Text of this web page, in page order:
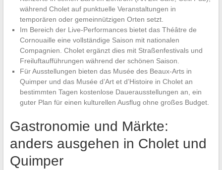
während Cholet auf punktuelle Veranstaltungen in
temporären oder gemeinnützigen Orten setzt.
Im Bereich der Live-Performances bietet das Théâtre de
Cornouaille eine vollständige Saison mit nationalen
Compagnien. Cholet ergänzt dies mit Straßenfestivals und
Freiluftaufführungen während der schönen Saison.
Für Ausstellungen bieten das Musée des Beaux-Arts in
Quimper und das Musée d’Art et d’Histoire in Cholet an
bestimmten Tagen kostenlose Dauerausstellungen an, ein
guter Plan für einen kulturellen Ausflug ohne großes Budget.
Gastronomie und Märkte:
anders ausgehen in Cholet und
Quimper